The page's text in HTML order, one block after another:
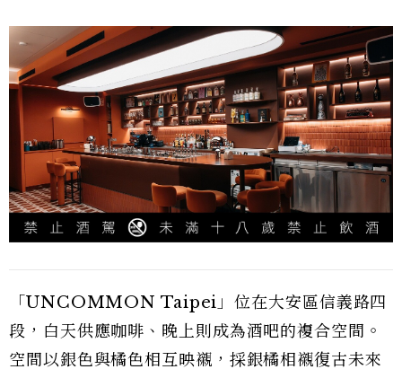
「UNCOMMON Taipei」位在大安區信義路四
段，白天供應咖啡、晚上則成為酒吧的複合空間。
空間以銀色與橘色相互映襯，採銀橘相襯復古未來